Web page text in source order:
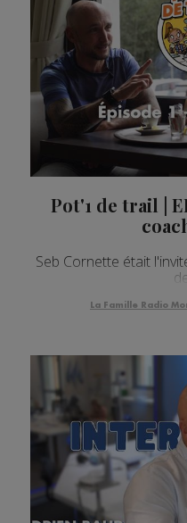
Pot'1 de trail |
Seb Cornette était
La Famille Radio